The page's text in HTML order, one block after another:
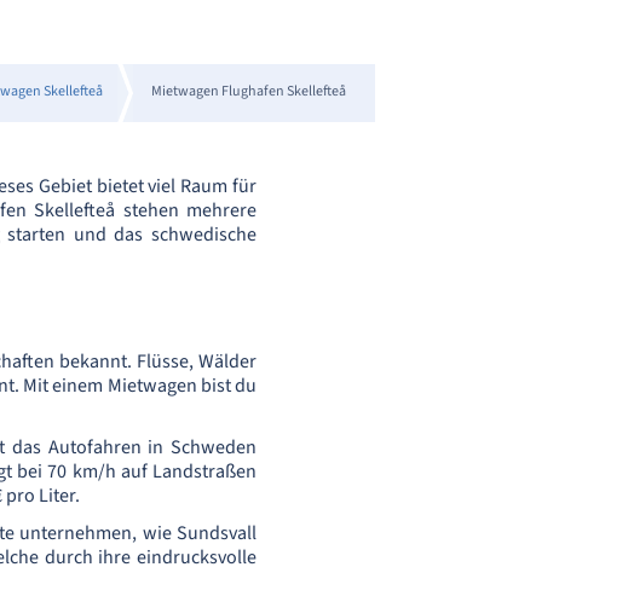
Skellefteå Mietwagen Flughafen Skellefteå
Gebiet bietet viel Raum für
Skellefteå stehen mehrere
und das schwedische
bekannt. Flüsse, Wälder
Mit einem Mietwagen bist du
das Autofahren in Schweden
bei 70 km/h auf Landstraßen
pro Liter.
unternehmen, wie Sundsvall
durch ihre eindrucksvolle